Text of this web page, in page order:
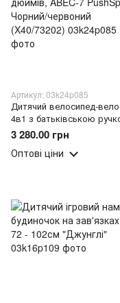
Артикул: 03k24p085
Дитячий велосипед-
4в1 з батьківською
знімні педалі, додаткові
колеса, 12 дюймів, ABEC-
PushSport Чорний/
3 280.00 грн
Оптові ціни